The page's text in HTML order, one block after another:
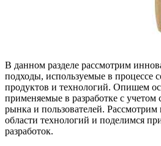
В данном разделе рассмотрим
подходы, используемые в процессе
продуктов и технологий. Опишем
применяемые в разработке с
рынка и пользователей.
области технологий и поделимся
разработок.